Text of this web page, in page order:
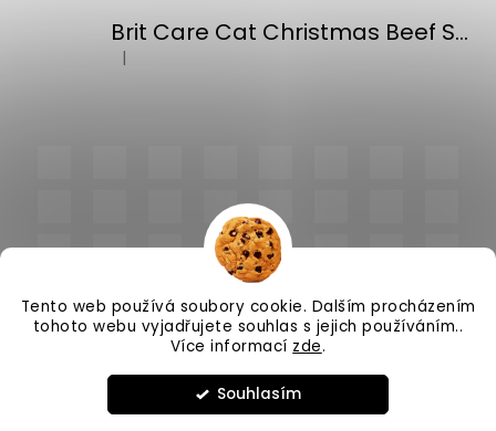
Tento web používá soubory cookie. Dalším procházením
tohoto webu vyjadřujete souhlas s jejich používáním..
Více informací zde.
Souhlasím
Brit Care Cat Christmas Beef Soup 75g
Hodnocení produktu je 5 z 5 hvězdiček.
|
PlnímeMisky.cz
vyhrazena.Upravit nastavení cookies